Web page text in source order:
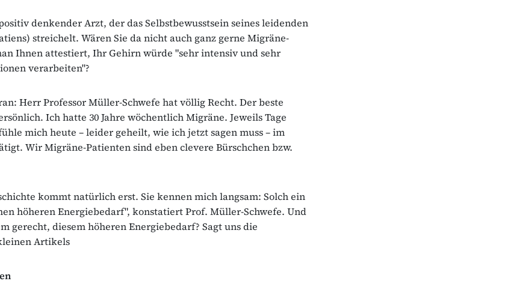
denkender Arzt, der das Selbstbewusstsein seines leidenden
streichelt. Wären Sie da nicht auch ganz gerne Migräne-
Ihnen attestiert, Ihr Gehirn würde "sehr intensiv und sehr
verarbeiten"?
Herr Professor Müller-Schwefe hat völlig Recht. Der beste
Ich hatte 30 Jahre wöchentlich Migräne. Jeweils Tage
mich heute – leider geheilt, wie ich jetzt sagen muss – im
Wir Migräne-Patienten sind eben clevere Bürschchen bzw.
kommt natürlich erst. Sie kennen mich langsam: Solch ein
höheren Energiebedarf", konstatiert Prof. Müller-Schwefe. Und
gerecht, diesem höheren Energiebedarf? Sagt uns die
Artikels